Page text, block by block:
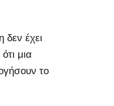
δεν έχει
μια
το